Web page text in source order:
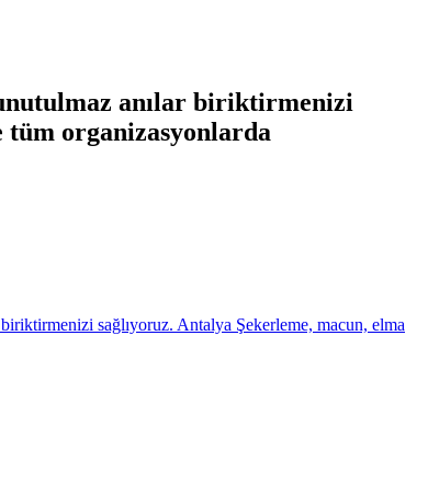
anılar biriktirmenizi
tüm organizasyonlarda